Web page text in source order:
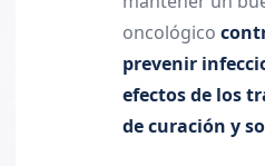
oncológico
prevenir
efectos de los
de curación y